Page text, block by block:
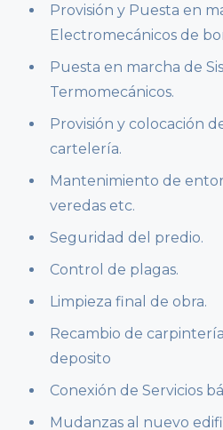
Provisión y Puesta en
Electromecánicos de
Puesta en marcha de
Termomecánicos.
Provisión y colocación
cartelería.
Mantenimiento de
veredas etc.
Seguridad del predio.
Control de plagas.
Limpieza final de obra.
Recambio de
deposito
Conexión de Servicios
Mudanzas al nuevo